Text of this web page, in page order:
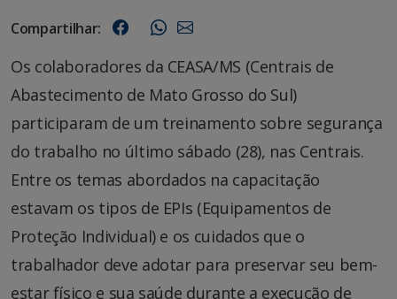
Compartilhar:
Os colaboradores da CEASA/MS (Centrais de
Abastecimento de Mato Grosso do Sul)
participaram de um treinamento sobre segurança
do trabalho no último sábado (28), nas Centrais.
Entre os temas abordados na capacitação
estavam os tipos de EPIs (Equipamentos de
Proteção Individual) e os cuidados que o
trabalhador deve adotar para preservar seu bem-
estar físico e sua saúde durante a execução de